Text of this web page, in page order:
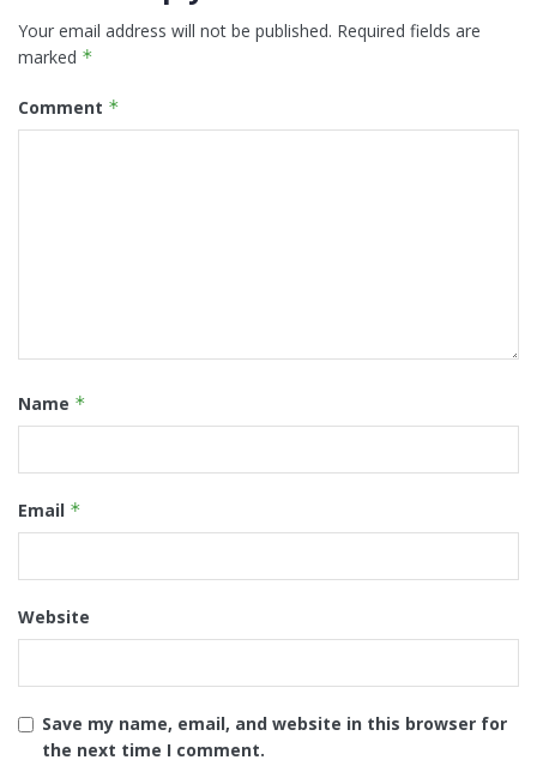
Your email address will not be published. Required fields are
marked *
Comment *
Name *
Email *
Website
Save my name, email, and website in this browser for
the next time I comment.